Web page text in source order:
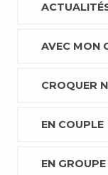
AVEC MON
CROQUER
EN COUPLE
EN GROUPE